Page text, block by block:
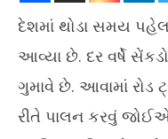
દેશમાં થોડા સમય
આવ્યા છે. દર વર્ષે
ગુમાવે છે. આવામાં રોડ
રીતે પાલન કરવું